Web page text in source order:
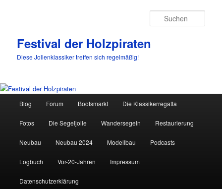
Festival der Holzpiraten
Diese Jollenklassiker treffen sich regelmäßig!
Zum
primären
Inhalt
springen
Zum
sekundären
Inhalt
springen
Blog Forum Bootsmarkt Die Klassikerregatta
Fotos Die Segeljolle Wandersegeln Restaurierung
Neubau Neubau 2024 Modellbau Podcasts
Logbuch Vor-20-Jahren Impressum
Datenschutzerklärung